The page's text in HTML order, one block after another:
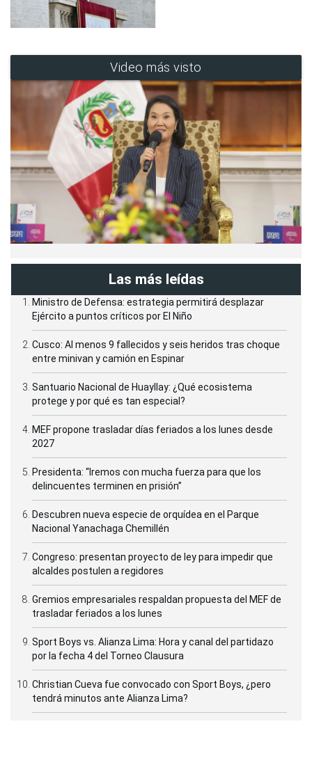
Video más visto
Las más leídas
Ministro de Defensa: estrategia permitirá desplazar
Ejército a puntos críticos por El Niño
Cusco: Al menos 9 fallecidos y seis heridos tras choque
entre minivan y camión en Espinar
Santuario Nacional de Huayllay: ¿Qué ecosistema
protege y por qué es tan especial?
MEF propone trasladar días feriados a los lunes desde
2027
Presidenta: “Iremos con mucha fuerza para que los
delincuentes terminen en prisión”
Descubren nueva especie de orquídea en el Parque
Nacional Yanachaga Chemillén
Congreso: presentan proyecto de ley para impedir que
alcaldes postulen a regidores
Gremios empresariales respaldan propuesta del MEF de
trasladar feriados a los lunes
Sport Boys vs. Alianza Lima: Hora y canal del partidazo
por la fecha 4 del Torneo Clausura
Christian Cueva fue convocado con Sport Boys, ¿pero
tendrá minutos ante Alianza Lima?